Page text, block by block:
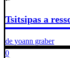
Tsitsipas a
de yoann graber
0